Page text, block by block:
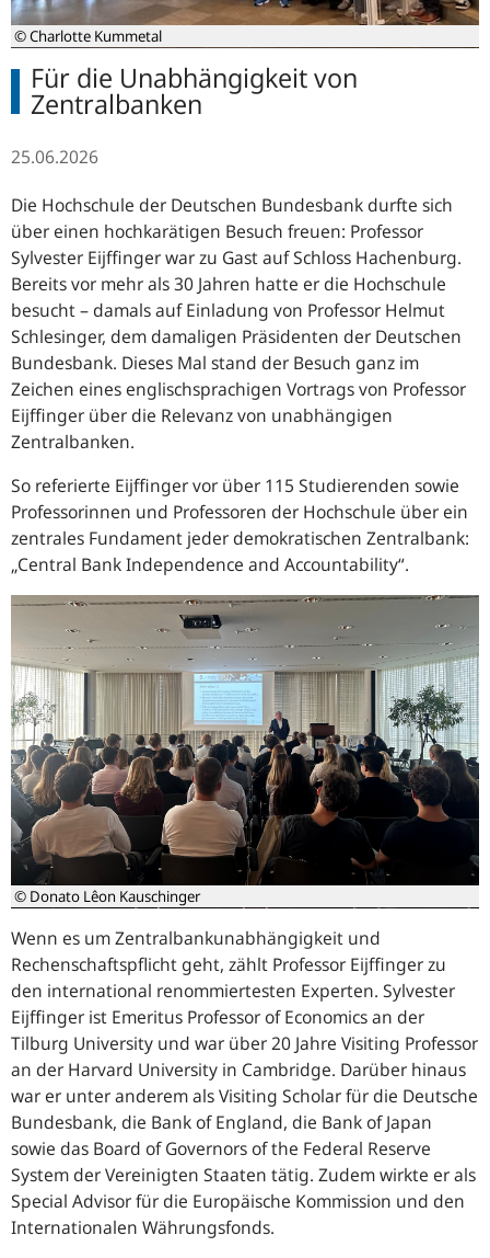
© Charlotte Kummetal
Für die Unabhängigkeit von
Zentralbanken
25.06.2026
Die Hochschule der Deutschen Bundesbank durfte sich
über einen hochkarätigen Besuch freuen: Professor
Sylvester Eijffinger war zu Gast auf Schloss Hachenburg.
Bereits vor mehr als 30 Jahren hatte er die Hochschule
besucht – damals auf Einladung von Professor Helmut
Schlesinger, dem damaligen Präsidenten der Deutschen
Bundesbank. Dieses Mal stand der Besuch ganz im
Zeichen eines englischsprachigen Vortrags von Professor
Eijffinger über die Relevanz von unabhängigen
Zentralbanken.
So referierte Eijffinger vor über 115 Studierenden sowie
Professorinnen und Professoren der Hochschule über ein
zentrales Fundament jeder demokratischen Zentralbank:
„Central Bank Independence and Accountability“.
© Donato Lêon Kauschinger
Wenn es um Zentralbankunabhängigkeit und
Rechenschaftspflicht geht, zählt Professor Eijffinger zu
den international renommiertesten Experten. Sylvester
Eijffinger ist Emeritus Professor of Economicsan der
Tilburg University und war über 20 Jahre Visiting Professor
an der Harvard University in Cambridge. Darüber hinaus
war er unter anderem alsVisiting Scholarfür die Deutsche
Bundesbank, die Bank of England, die Bank of Japan
sowie das Board of Governors of the Federal Reserve
System der Vereinigten Staaten tätig. Zudem wirkte er als
Special Advisorfür die Europäische Kommission und den
Internationalen Währungsfonds.